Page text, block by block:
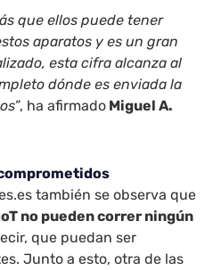
que ellos puede tener
aparatos y es un gran
esta cifra alcanza al
dónde es enviada la
, ha afirmado Miguel A.
también se observa que
no pueden correr ningún
que puedan ser
Junto a esto, otra de las